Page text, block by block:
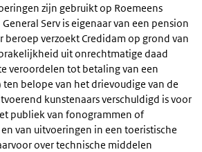
zijn gebruikt op Roemeens
Serv is eigenaar van een pension
beroep verzoekt Credidam op grond van
uit onrechtmatige daad
veroordelen tot betaling van een
belope van het drievoudige van de
kunstenaars verschuldigd is voor
publiek van fonogrammen of
van uitvoeringen in een toeristische
over technische middelen